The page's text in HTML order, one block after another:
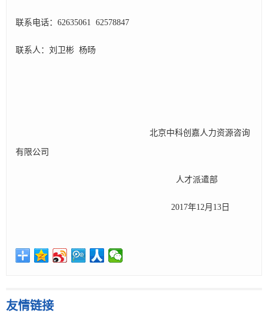
联系电话：62635061 62578847
联系人：刘卫彬 杨旸
北京中科创嘉人力资源咨询
有限公司
人才派遣部
2017年12月13日
友情链接